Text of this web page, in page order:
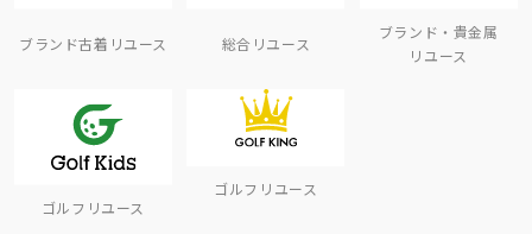
ブランド古着リユース 総合リユース
ブランド・貴金属
リユース
ゴルフリユース
ゴルフリユース